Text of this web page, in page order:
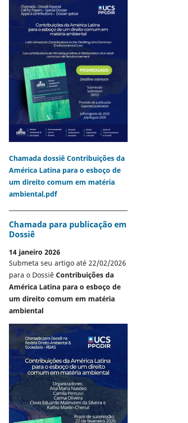
Chamada dossiê Contribuições da
América Latina para o esboço de
um direito comum em matéria
ambiental.pdf
Chamada para publicação em
Dossiê
14 janeiro 2026
Submeta seu artigo até 22/02/2026
para o Dossiê Contribuições da
América Latina para o esboço de
um direito comum em matéria
ambiental